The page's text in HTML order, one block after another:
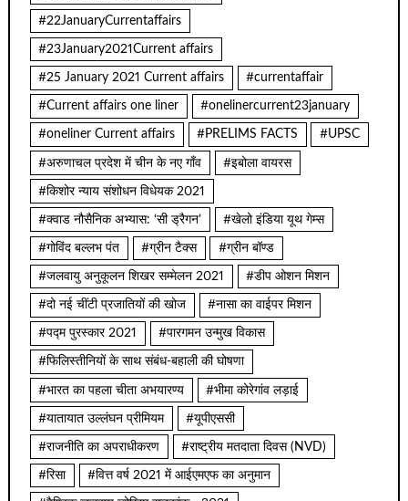
#22JanuaryCurrentaffairs
#23January2021Current affairs
#25 January 2021 Current affairs #currentaffair
#Current affairs one liner #onelinercurrent23january
#oneliner Current affairs #PRELIMS FACTS #UPSC
#अरुणाचल प्रदेश में चीन के नए गाँव #इबोला वायरस
#किशोर न्याय संशोधन विधेयक 2021
#क्वाड नौसैनिक अभ्यास: ‘सी ड्रैगन’ #खेलो इंडिया यूथ गेम्स
#गोविंद बल्लभ पंत #ग्रीन टैक्स #ग्रीन बॉण्ड
#जलवायु अनुकूलन शिखर सम्मेलन 2021 #डीप ओशन मिशन
#दो नई चींटी प्रजातियों की खोज #नासा का वाईपर मिशन
#पद्म पुरस्कार 2021 #पारगमन उन्मुख विकास
#फिलिस्तीनियों के साथ संबंध-बहाली की घोषणा
#भारत का पहला चीता अभयारण्य #भीमा कोरेगांव लड़ाई
#यातायात उल्लंघन प्रीमियम #यूपीएससी
#राजनीति का अपराधीकरण #राष्ट्रीय मतदाता दिवस (NVD)
#रिसा #वित्त वर्ष 2021 में आईएमएफ का अनुमान